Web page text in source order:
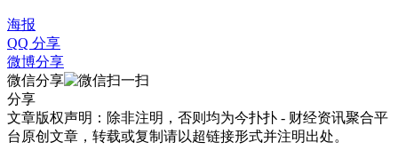
海报
QQ 分享
微博分享
微信分享
分享
文章版权声明：除非注明，否则均为今扑扑 - 财经资讯聚合平
台 原创文章，转载或复制请以超链接形式并注明出处。